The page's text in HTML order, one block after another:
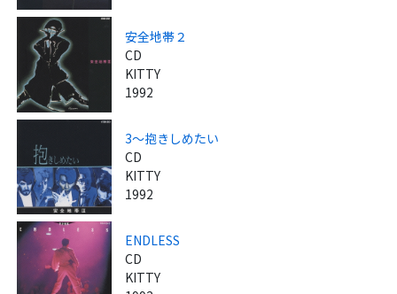
安全地帯２
CD
KITTY
1992
3～抱きしめたい
CD
KITTY
1992
ENDLESS
CD
KITTY